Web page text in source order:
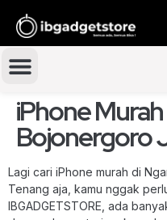
iPhone
Bojonergoro
Lagi cari iPhone murah di
Tenang aja, kamu nggak
IBGADGETSTORE, ada